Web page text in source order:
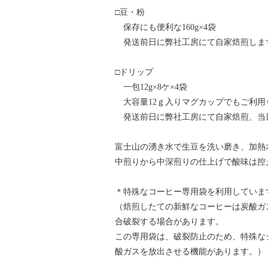
□豆・粉
保存にも便利な160g×4袋
発送前日に弊社工房にて自家焙煎しま
□ドリップ
一包12g×8ケ×4袋
大容量12ｇ入りマグカップでもご利
発送前日に弊社工房にて自家焙煎、
富士山の湧き水で生豆を洗い磨き、加
中煎りから中深煎りの仕上げで酸味は
＊特殊なコーヒー専用袋を利用していま
（焙煎したての新鮮なコーヒーは炭酸
合破裂する場合があります。
この専用袋は、破裂防止のため、特殊
酸ガスを放出させる機能があります。）